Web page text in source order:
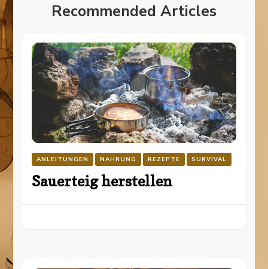
Recommended Articles
ANLEITUNGEN NAHRUNG REZEPTE SURVIVAL
Sauerteig herstellen